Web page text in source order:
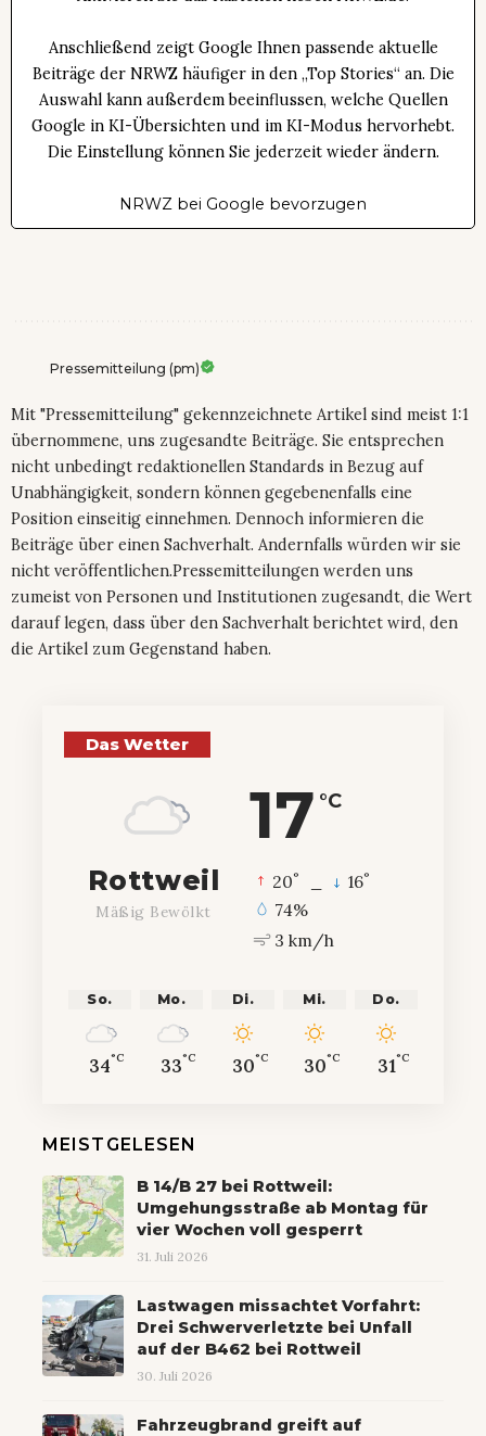
Anschließend zeigt Google Ihnen passende aktuelle
Beiträge der NRWZ häufiger in den „Top Stories“ an. Die
Auswahl kann außerdem beeinflussen, welche Quellen
Google in KI-Übersichten und im KI-Modus hervorhebt.
Die Einstellung können Sie jederzeit wieder ändern.
NRWZ bei Google bevorzugen
Pressemitteilung (pm)
Mit "Pressemitteilung" gekennzeichnete Artikel sind meist 1:1
übernommene, uns zugesandte Beiträge. Sie entsprechen
nicht unbedingt redaktionellen Standards in Bezug auf
Unabhängigkeit, sondern können gegebenenfalls eine
Position einseitig einnehmen. Dennoch informieren die
Beiträge über einen Sachverhalt. Andernfalls würden wir sie
nicht veröffentlichen.Pressemitteilungen werden uns
zumeist von Personen und Institutionen zugesandt, die Wert
darauf legen, dass über den Sachverhalt berichtet wird, den
die Artikel zum Gegenstand haben.
Das Wetter
17 °C
Rottweil
Mäßig Bewölkt
20° 16°
74%
3 km/h
So.
34°C
Mo.
33°C
Di.
30°C
Mi.
30°C
Do.
31°C
MEISTGELESEN
B 14/B 27 bei Rottweil:
Umgehungsstraße ab Montag für
vier Wochen voll gesperrt
31. Juli 2026
Lastwagen missachtet Vorfahrt:
Drei Schwerverletzte bei Unfall
auf der B462 bei Rottweil
30. Juli 2026
Fahrzeugbrand greift auf